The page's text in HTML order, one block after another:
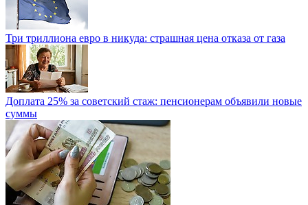
Три триллиона евро в никуда: страшная цена отказа от газа
Доплата 25% за советский стаж: пенсионерам объявили новые
суммы